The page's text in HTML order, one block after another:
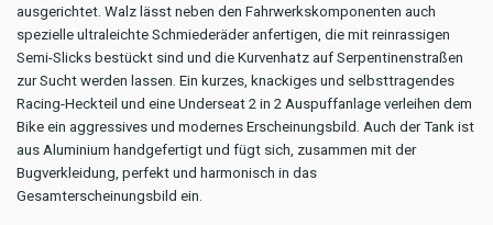
ausgerichtet. Walz lässt neben den Fahrwerkskomponenten auch
spezielle ultraleichte Schmiederäder anfertigen, die mit reinrassigen
Semi-Slicks bestückt sind und die Kurvenhatz auf Serpentinenstraßen
zur Sucht werden lassen. Ein kurzes, knackiges und selbsttragendes
Racing-Heckteil und eine Underseat 2 in 2 Auspuffanlage verleihen dem
Bike ein aggressives und modernes Erscheinungsbild. Auch der Tank ist
aus Aluminium handgefertigt und fügt sich, zusammen mit der
Bugverkleidung, perfekt und harmonisch in das
Gesamterscheinungsbild ein.